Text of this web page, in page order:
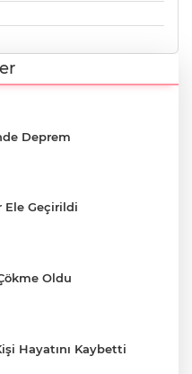
Deprem
Ele Geçirildi
Oldu
Hayatını Kaybetti